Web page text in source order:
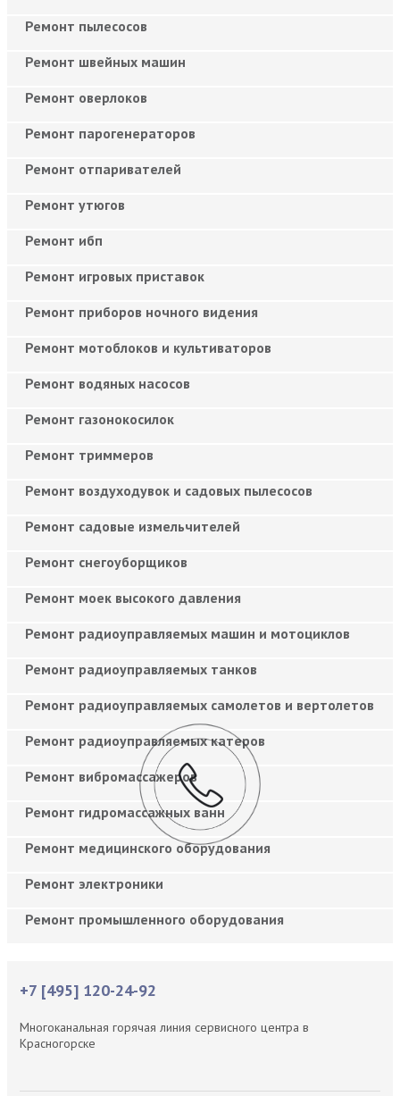
Ремонт пылесосов
Ремонт швейных машин
Ремонт оверлоков
Ремонт парогенераторов
Ремонт отпаривателей
Ремонт утюгов
Ремонт ибп
Ремонт игровых приставок
Ремонт приборов ночного видения
Ремонт мотоблоков и культиваторов
Ремонт водяных насосов
Ремонт газонокосилок
Ремонт триммеров
Ремонт воздуходувок и садовых пылесосов
Ремонт садовые измельчителей
Ремонт снегоуборщиков
Ремонт моек высокого давления
Ремонт радиоуправляемых машин и мотоциклов
Ремонт радиоуправляемых танков
Ремонт радиоуправляемых самолетов и вертолетов
Ремонт радиоуправляемых катеров
Ремонт вибромассажеров
Ремонт гидромассажных ванн
Ремонт медицинского оборудования
Ремонт электроники
Ремонт промышленного оборудования
+7 [495] 120-24-92
Многоканальная горячая линия сервисного центра в
Красногорске